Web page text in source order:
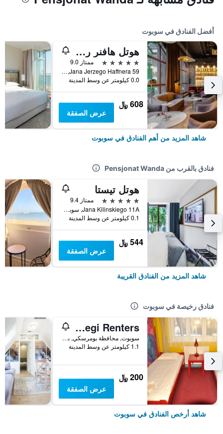
أفضل الفنادق في سوبوت
هوتل هافنر ريزورت آند سبا - ديستيجو هوتلز
5 نجوم
ممتاز 9.0
Jana Jerzego Haffnera 59, سوبوت, محافظة بومرسكي, بولندا
0.0 كيلومتر عن وسط المدينة
608 ﷼
عرض الصفقة
شاهد المزيد من أهم الفنادق في سوبوت
فنادق بالقرب من Pensjonat Wanda
هوتل تيستا
5 نجوم
ممتاز 9.4
Jana Kilinskiego 11A, سوبوت, محافظة بومرسكي, بولندا
0.1 كيلومتر عن وسط المدينة
544 ﷼
عرض الصفقة
شاهد المزيد من الفنادق القريبة
فنادق رخيصة في سوبوت
Easy Stay Victus Sopot Walk to the Pier by Noclegi Renters
سوبوت, محافظة بومرسكي, بولندا
1.1 كيلومتر عن وسط المدينة
200 ﷼
عرض الصفقة
شاهد أرخص الفنادق في سوبوت